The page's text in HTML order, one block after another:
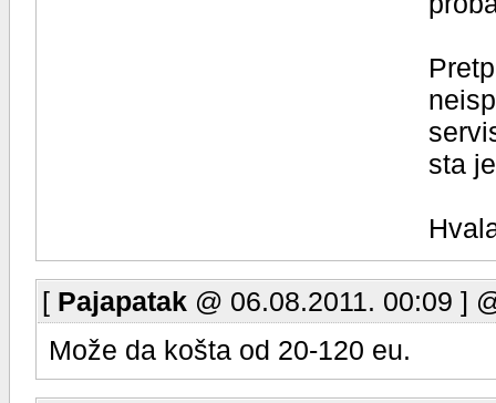
sta
[ Pajapatak @ 06.08.2011. 00:09 ]
Može da košta od 20-120 eu.